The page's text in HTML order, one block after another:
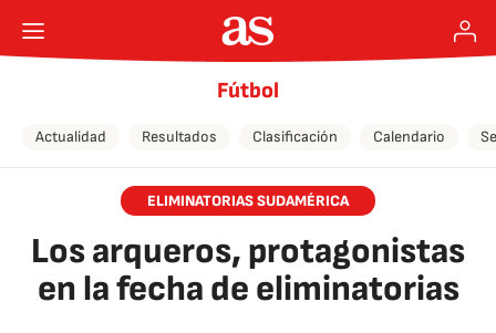
Fútbol
Actualidad Resultados Clasificación Calendario
ELIMINATORIAS SUDAMÉRICA
Los arqueros, protagonistas
en la fecha de eliminatorias